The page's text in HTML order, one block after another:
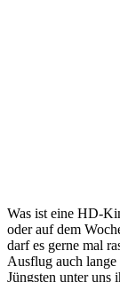
Was ist eine HD-
oder auf dem
darf es gerne mal
Ausflug auch
Jüngsten unter uns